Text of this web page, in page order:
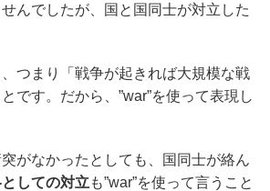
んでしたが、国と国同士が対立した
、つまり「戦争が起きれば大規模な戦
です。だから、”war”を使って表現し
がなかったとしても、国同士が絡ん
しての対立 も”war”を使って言うこと